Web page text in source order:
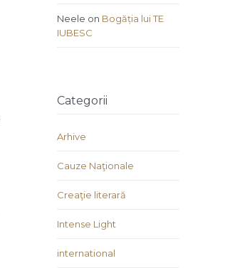
Neele on Bogăția lui TE
IUBESC
Categorii
Arhive
Cauze Naţionale
Creaţie literară
Intense Light
international